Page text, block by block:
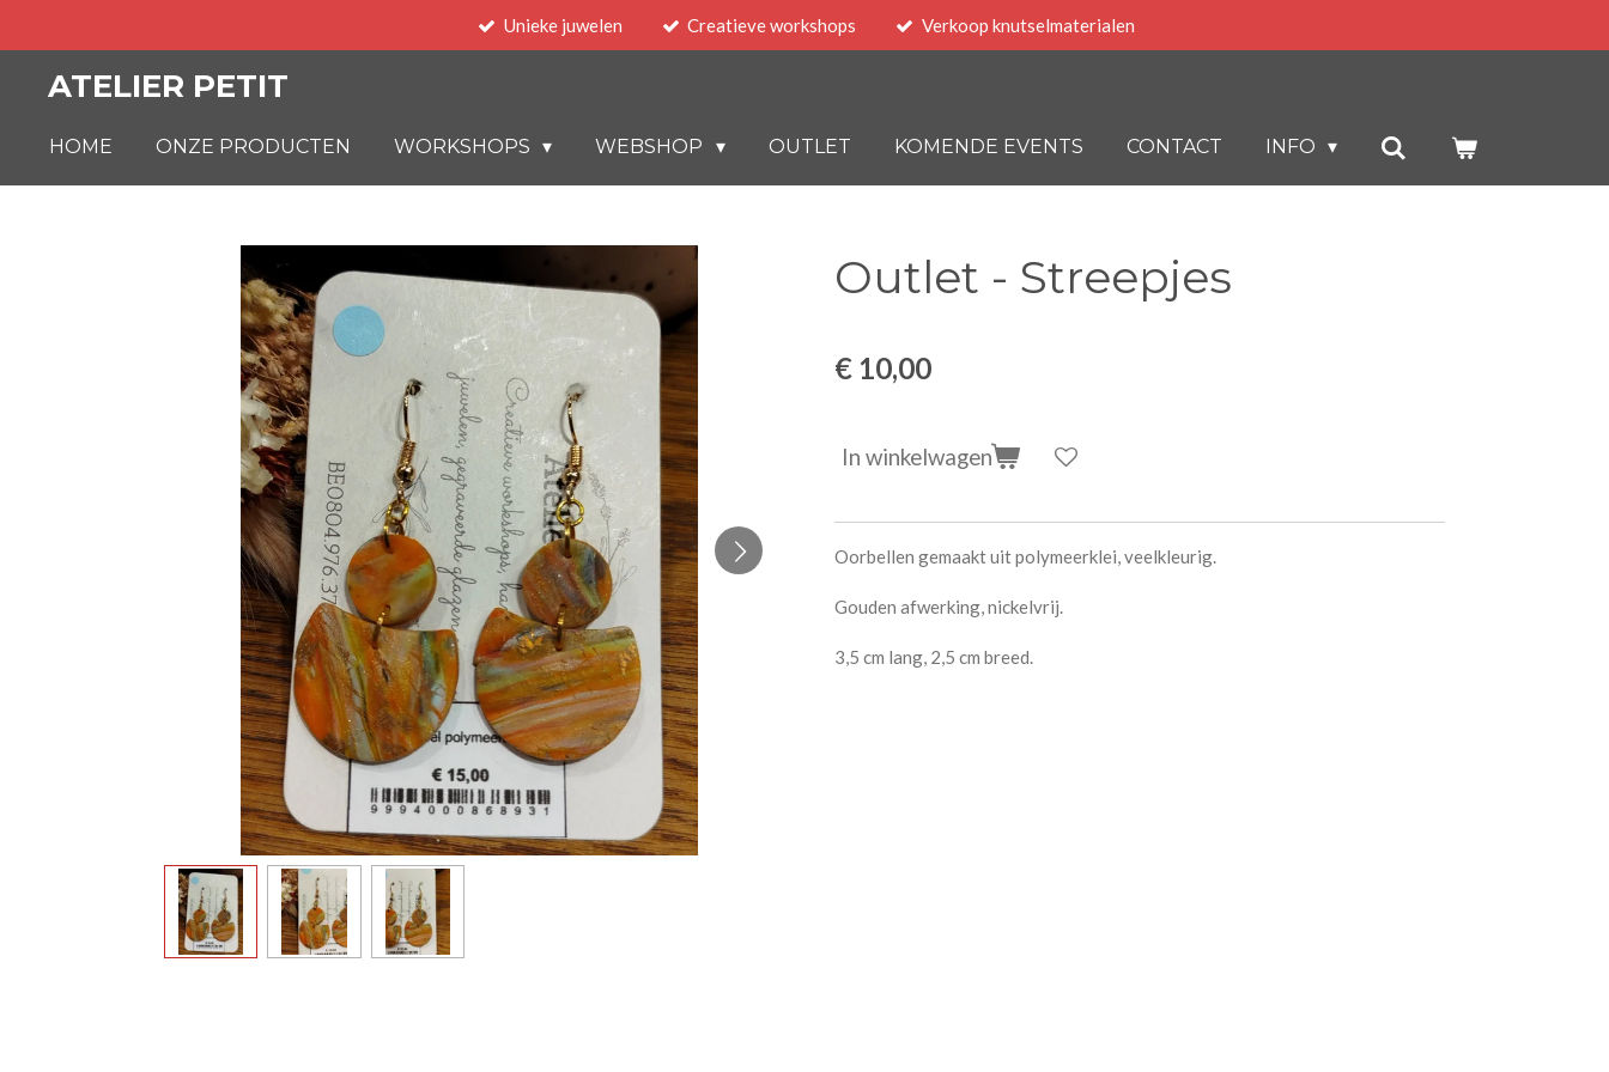
hoofdinhoud
Unieke juwelen Creatieve workshops Verkoop knutselmaterialen
ATELIER PETIT
HOME ONZE PRODUCTEN WORKSHOPS WEBSHOP OUTLET KOMENDE EVENTS CONTACT INFO
Outlet - Streepjes
€ 10,00
In winkelwagen
Oorbellen gemaakt uit polymeerklei, veelkleurig.
Gouden afwerking, nickelvrij.
3,5 cm lang, 2,5 cm breed.